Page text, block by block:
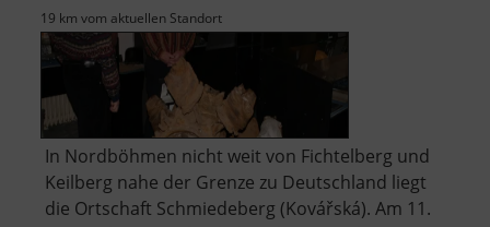
19 km vom aktuellen Standort
In Nordböhmen nicht weit von Fichtelberg und
Keilberg nahe der Grenze zu Deutschland liegt
die Ortschaft Schmiedeberg (Kovářská). Am 11.